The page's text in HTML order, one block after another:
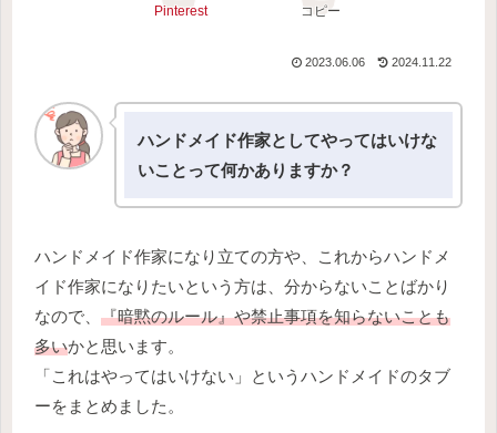
Pinterest コピー
2023.06.06 2024.11.22
ハンドメイド作家としてやってはいけな
いことって何かありますか？
ハンドメイド作家になり立ての方や、これからハンドメ
イド作家になりたいという方は、分からないことばかり
なので、 『暗黙のルール』や禁止事項を知らないことも
多いかと思います。
「これはやってはいけない」というハンドメイドのタブ
ーをまとめました。